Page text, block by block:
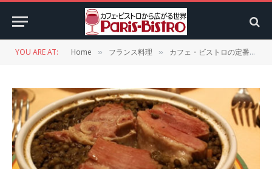
YOU ARE AT: Home » フランス料理 » カフェ・ビストロの定番メニュー